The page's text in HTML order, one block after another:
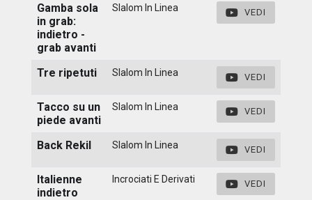
Gamba sola
in grab:
indietro -
grab avanti
Slalom In Linea VEDI
Tre ripetuti Slalom In Linea VEDI
Tacco su un
piede avanti
Slalom In Linea VEDI
Back Rekil Slalom In Linea VEDI
Italienne
indietro
Incrociati E Derivati VEDI